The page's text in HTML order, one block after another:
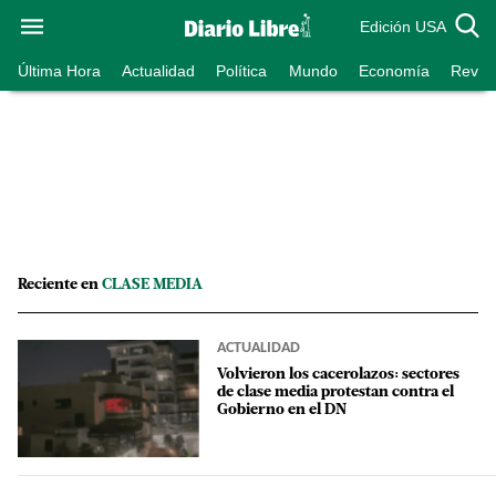
Edición USA
Última Hora Actualidad Política Mundo Economía
Reciente en CLASE MEDIA
ACTUALIDAD
Volvieron los cacerolazos: sectores
de clase media protestan contra el
Gobierno en el DN